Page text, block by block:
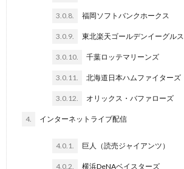
3.0.8. 福岡ソフトバンクホークス
3.0.9. 東北楽天ゴールデンイーグルス
3.0.10. 千葉ロッテマリーンズ
3.0.11. 北海道日本ハムファイターズ
3.0.12. オリックス・バファローズ
4. インターネットライブ配信
4.0.1. 巨人（読売ジャイアンツ）
4.0.2. 横浜DeNAベイスターズ